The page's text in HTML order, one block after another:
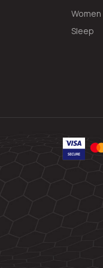
Women
Sleep